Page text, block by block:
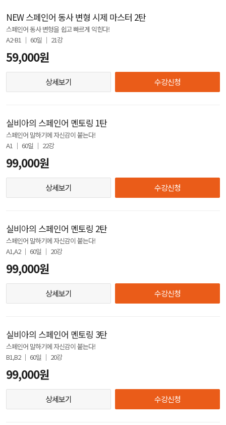
NEW 스페인어 동사 변형 시제 마스터 2탄
스페인어 동사 변형을 쉽고 빠르게 익힌다!
A2-B1 │ 60일 │ 21강
59,000원
상세보기 수강신청
실비아의 스페인어 멘토링 1탄
스페인어 말하기에 자신감이 붙는다!
A1 │ 60일 │ 22강
99,000원
상세보기 수강신청
실비아의 스페인어 멘토링 2탄
스페인어 말하기에 자신감이 붙는다!
A1,A2 │ 60일 │ 20강
99,000원
상세보기 수강신청
실비아의 스페인어 멘토링 3탄
스페인어 말하기에 자신감이 붙는다!
B1,B2 │ 60일 │ 20강
99,000원
상세보기 수강신청